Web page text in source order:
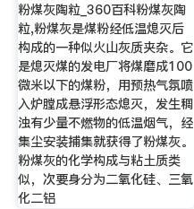
粉煤灰陶粒_360百科粉煤灰陶
粒,粉煤灰是煤粉经低温熄灭后
构成的一种似火山灰质夹杂。它
是熄灭煤的发电厂将煤磨成100
微米以下的煤粉，用预热气氛喷
入炉膛成悬浮形态熄灭，发生稠
浊有少量不燃物的低温烟气，经
集尘安装捕集就获得了粉煤灰。
粉煤灰的化学构成与粘土质类
似，次要身分为二氧化硅、三氧
化二铝